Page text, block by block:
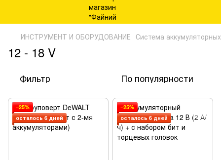
ИНСТРУМЕНТ И ОБОРУДОВАНИЕ Система
12 - 18 V
Фильтр По популярности
−25%
осталось 6 дней
−25%
осталось 6 дней